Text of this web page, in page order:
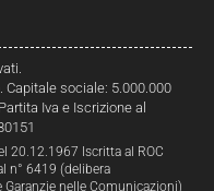
Capitale sociale: 5.000.000
Iva e Iscrizione al
20.12.1967 Iscritta al ROC
n° 6419 (delibera
nelle Comunicazioni)